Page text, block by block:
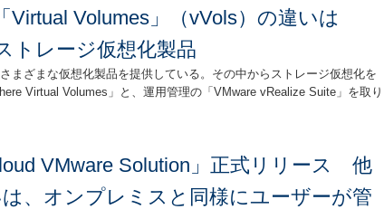
Virtual Volumes」（vVols）の違いは
トレージ仮想化製品
まざまな仮想化製品を提供している。その中からストレージ仮想化を
Virtual Volumes」と、運用管理の「VMware vRealize Suite」を取り
VMware Solution」正式リリース 他
、オンプレミスと同様にユーザーが管